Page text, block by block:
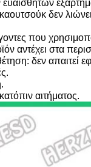
δεν
που
αντέχει στα
δεν απαιτεί
αιτήματος.